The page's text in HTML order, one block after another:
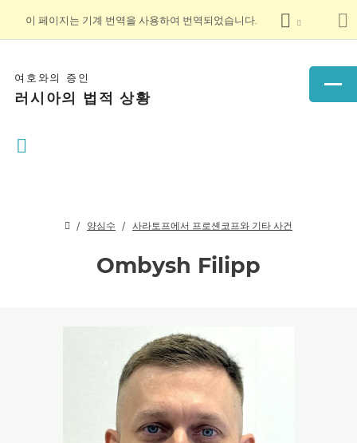
이 페이지는 기계 번역을 사용하여 번역되었습니다.
여호와의 증인
러시아의 법적 상황
양심수 사라토프에서 프로셴코프와 기타 사건
Ombysh Filipp